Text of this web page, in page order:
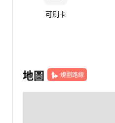
可刷卡
地圖 規劃路線